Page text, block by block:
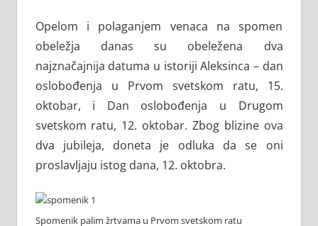
Opelom i polaganjem venaca na spomen
obeležja danas su obeležena dva
najznačajnija datuma u istoriji Aleksinca – dan
oslobođenja u Prvom svetskom ratu, 15.
oktobar, i Dan oslobođenja u Drugom
svetskom ratu, 12. oktobar. Zbog blizine ova
dva jubileja, doneta je odluka da se oni
proslavljaju istog dana, 12. oktobra.
Spomenik palim žrtvama u Prvom svetskom ratu